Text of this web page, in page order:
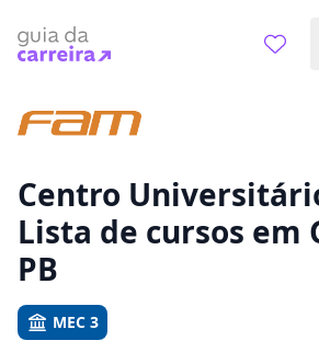
Vamos te guiar no caminho ideal para
Centro
Lista de cursos em
PB
MEC 3